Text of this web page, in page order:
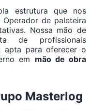
estrutura que nos
de paleteira
Nossa mão de
de profissionais
apta para oferecer o
em mão de obra
Masterlog